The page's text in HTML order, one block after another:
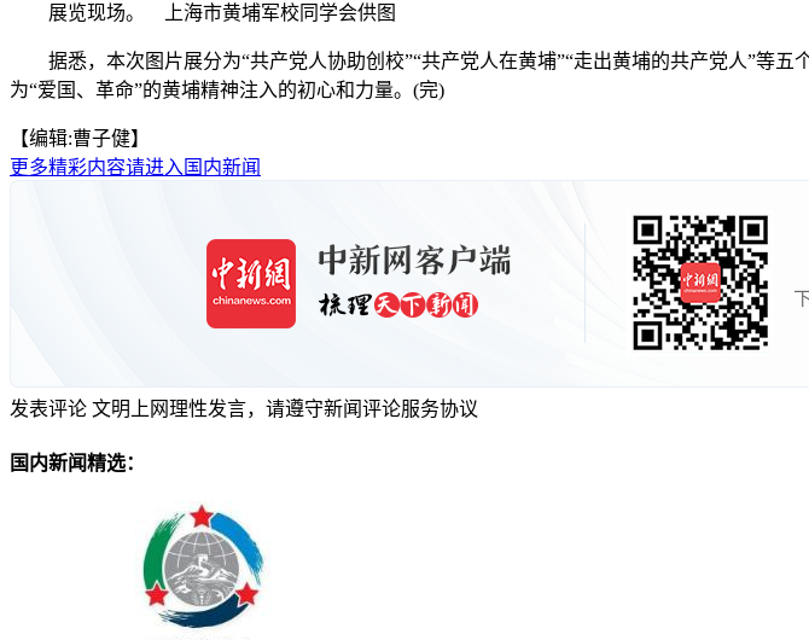
展览现场。 上海市黄埔军校同学会供图
据悉，本次图片展分为“共产党人协助创校”“共产党人在黄埔”“走出黄埔的共产党人”等五
为“爱国、革命”的黄埔精神注入的初心和力量。(完)
【编辑:曹子健】
更多精彩内容请进入国内新闻
发表评论 文明上网理性发言，请遵守新闻评论服务协议
国内新闻精选：